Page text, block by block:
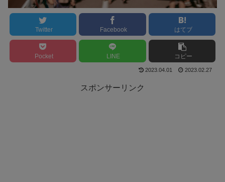
Twitter Facebook はてブ
Pocket LINE コピー
2023.04.01 2023.02.27
スポンサーリンク